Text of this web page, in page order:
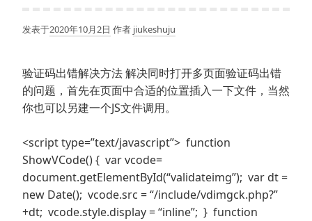
发表于2020年10月2日 作者 jiukeshuju
验证码出错解决方法 解决同时打开多页面验证码出错
的问题，首先在页面中合适的位置插入一下文件，当然
你也可以另建一个JS文件调用。
<script type=”text/javascript”> function
ShowVCode() { var vcode=
document.getElementById(“validateimg”); var dt =
new Date(); vcode.src = “/include/vdimgck.php?”
+dt; vcode.style.display = “inline”; } function